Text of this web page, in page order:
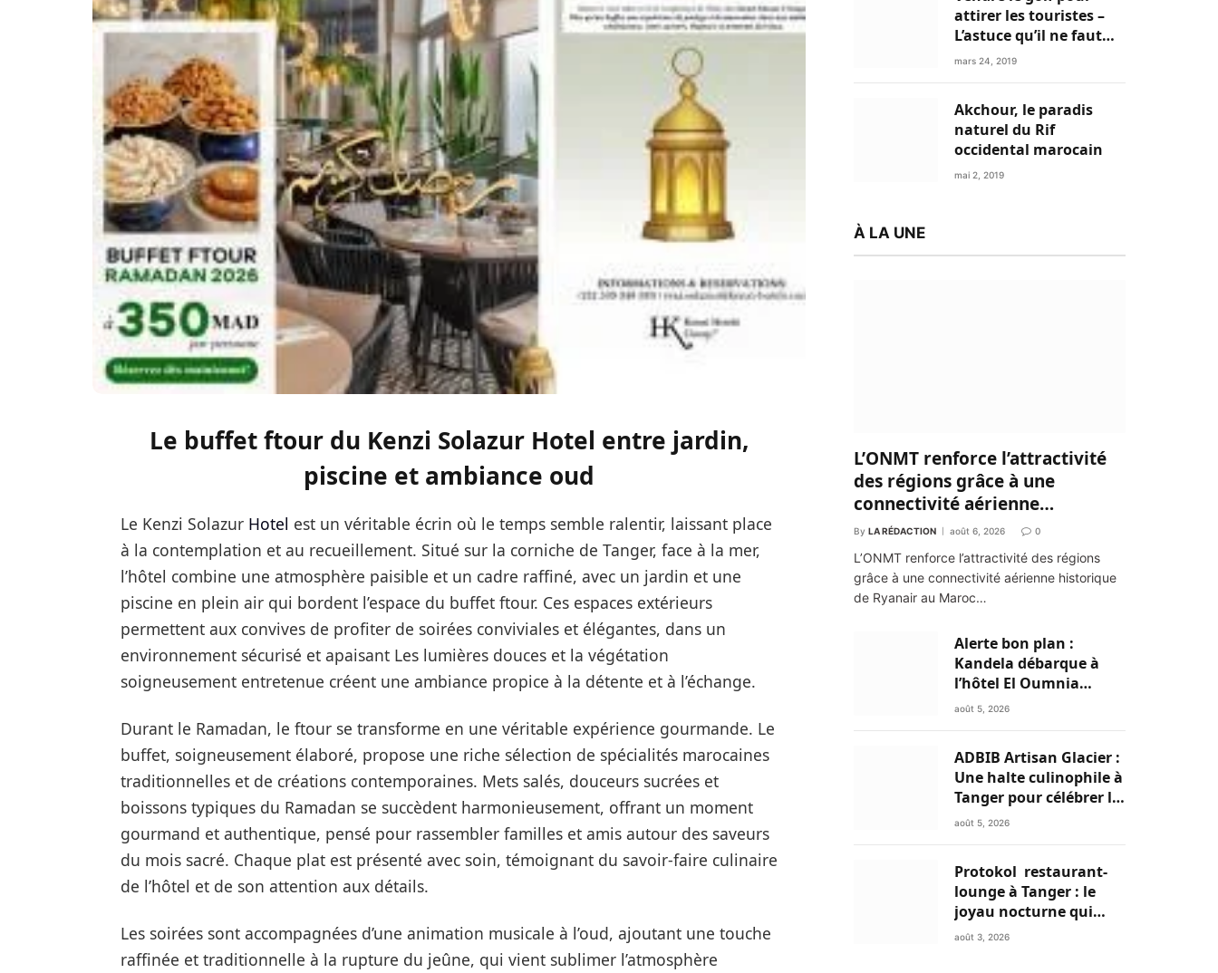
Le buffet ftour du Kenzi Solazur Hotel entre jardin,
piscine et ambiance oud
Le Kenzi Solazur Hotel est un véritable écrin où le temps semble ralentir, laissant place
à la contemplation et au recueillement. Situé sur la corniche de Tanger, face à la mer,
l’hôtel combine une atmosphère paisible et un cadre raffiné, avec un jardin et une
piscine en plein air qui bordent l’espace du buffet ftour. Ces espaces extérieurs
permettent aux convives de profiter de soirées conviviales et élégantes, dans un
environnement sécurisé et apaisant Les lumières douces et la végétation
soigneusement entretenue créent une ambiance propice à la détente et à l’échange.
Durant le Ramadan, le ftour se transforme en une véritable expérience gourmande. Le
buffet, soigneusement élaboré, propose une riche sélection de spécialités marocaines
traditionnelles et de créations contemporaines. Mets salés, douceurs sucrées et
boissons typiques du Ramadan se succèdent harmonieusement, offrant un moment
gourmand et authentique, pensé pour rassembler familles et amis autour des saveurs
du mois sacré. Chaque plat est présenté avec soin, témoignant du savoir-faire culinaire
de l’hôtel et de son attention aux détails.
Les soirées sont accompagnées d’une animation musicale à l’oud, ajoutant une touche
raffinée et traditionnelle à la rupture du jeûne, qui vient sublimer l’atmosphère
attirer les touristes –
L’astuce qu’il ne faut
plus négliger
mars 24, 2019
Akchour, le paradis
naturel du Rif
occidental marocain
mai 2, 2019
À LA UNE
L’ONMT renforce l’attractivité
des régions grâce à une
connectivité aérienne
historique de Ryanair
By LA RÉDACTION août 6, 2026 0
L’ONMT renforce l’attractivité des régions
grâce à une connectivité aérienne historique
de Ryanair au Maroc…
Alerte bon plan :
Kandela débarque à
l’hôtel El Oumnia
Puerto pour enflammer
août 5, 2026
ADBIB Artisan Glacier :
Une halte culinophile à
Tanger pour célébrer la
glace traditionnelle
août 5, 2026
Protokol restaurant-
lounge à Tanger : le
joyau nocturne qui
réinvente vos soirées
août 3, 2026